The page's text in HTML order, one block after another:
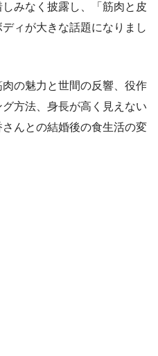
みなく披露し、「筋肉と皮
ィが大きな話題になりまし
の魅力と世間の反響、役作
方法、身長が高く見えない
んとの結婚後の食生活の変